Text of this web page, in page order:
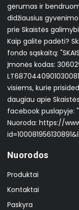
gerumas ir
didžiausius
prie Skaistės
Kaip galite padėti?
fondo sąskaitą:
Įmonės kodas:
visiems, kurie
daugiau apie
facebook puslapyje:
Nuoroda: https://
Nuorodos
Produktai
Kontaktai
Paskyra